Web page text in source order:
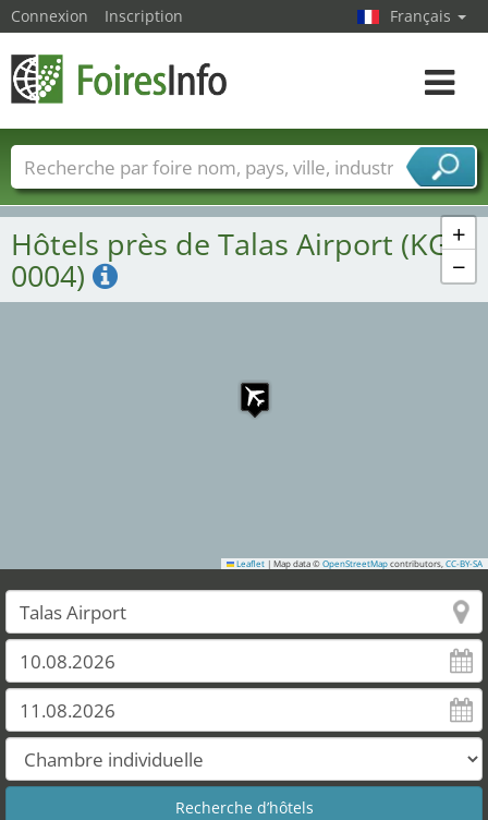
+
−
Leaflet | Map data © OpenStreetMap contributors, CC-BY-SA
Hôtels près de Talas Airport (KG-
0004)
Connexion Inscription Français
Toggle
Foire noms Pays Villes
Secteurs de foire
Secteurs du fournisseur de services